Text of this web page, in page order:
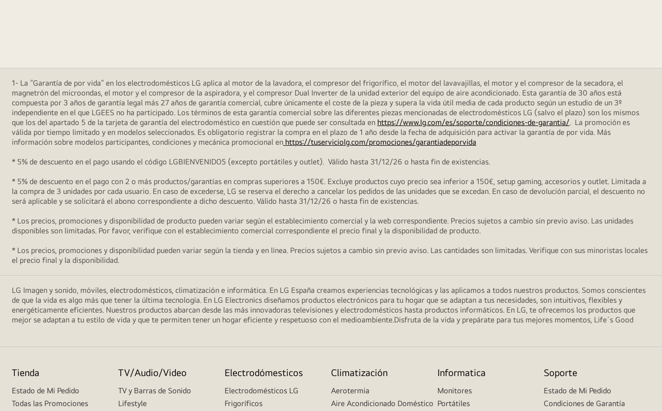
1- La “Garantía de por vida” en los electrodomésticos LG aplica al motor de la lavadora, el compresor del frigorífico, el motor del lavavajillas, el motor y el compresor de la secadora, el
magnetrón del microondas, el motor y el compresor de la aspiradora, y el compresor Dual Inverter de la unidad exterior del equipo de aire acondicionado. Esta garantía de 30 años está
compuesta por 3 años de garantía legal más 27 años de garantía comercial, cubre únicamente el coste de la pieza y supera la vida útil media de cada producto según un estudio de un 3º
independiente en el que LGEES no ha participado. Los términos de esta garantía comercial sobre las diferentes piezas mencionadas de electrodomésticos LG (salvo el plazo) son los mismos
que los del apartado 5 de la tarjeta de garantía del electrodoméstico en cuestión que puede ser consultada en https://www.lg.com/es/soporte/condiciones-de-garantia/. La promoción es
válida por tiempo limitado y en modelos seleccionados. Es obligatorio registrar la compra en el plazo de 1 año desde la fecha de adquisición para activar la garantía de por vida. Más
información sobre modelos participantes, condiciones y mecánica promocional en https://tuserviciolg.com/promociones/garantiadeporvida
* 5% de descuento en el pago usando el código LGBIENVENIDO5 (excepto portátiles y outlet). Válido hasta 31/12/26 o hasta fin de existencias.
* 5% de descuento en el pago con 2 o más productos/garantías en compras superiores a 150€. Excluye productos cuyo precio sea inferior a 150€, setup gaming, accesorios y outlet. Limitada a
la compra de 3 unidades por cada usuario. En caso de excederse, LG se reserva el derecho a cancelar los pedidos de las unidades que se excedan. En caso de devolución parcial, el descuento no
será aplicable y se solicitará el abono correspondiente a dicho descuento. Válido hasta 31/12/26 o hasta fin de existencias.
* Los precios, promociones y disponibilidad de producto pueden variar según el establecimiento comercial y la web correspondiente. Precios sujetos a cambio sin previo aviso. Las unidades
disponibles son limitadas. Por favor, verifique con el establecimiento comercial correspondiente el precio final y la disponibilidad de producto.
* Los precios, promociones y disponibilidad pueden variar según la tienda y en línea. Precios sujetos a cambio sin previo aviso. Las cantidades son limitadas. Verifique con sus minoristas locales
el precio final y la disponibilidad.
LG Imagen y sonido, móviles, electrodomésticos, climatización e informática. En LG España creamos experiencias tecnológicas y las aplicamos a todos nuestros productos. Somos conscientes
de que la vida es algo más que tener la última tecnología. En LG Electronics diseñamos productos electrónicos para tu hogar que se adaptan a tus necesidades, son intuitivos, flexibles y
energéticamente eficientes. Nuestros productos abarcan desde las más innovadoras televisiones y electrodomésticos hasta productos informáticos. En LG, te ofrecemos los productos que
mejor se adaptan a tu estilo de vida y que te permiten tener un hogar eficiente y respetuoso con el medioambiente.Disfruta de la vida y prepárate para tus mejores momentos, Life´s Good
Tienda
Estado de Mi Pedido
Todas las Promociones
TV/Audio/Video
TV y Barras de Sonido
Lifestyle
Electrodómesticos
Electrodomésticos LG
Frigoríficos
Climatización
Aerotermia
Aire Acondicionado Doméstico
Informatica
Monitores
Portátiles
Soporte
Estado de Mi Pedido
Condiciones de Garantía